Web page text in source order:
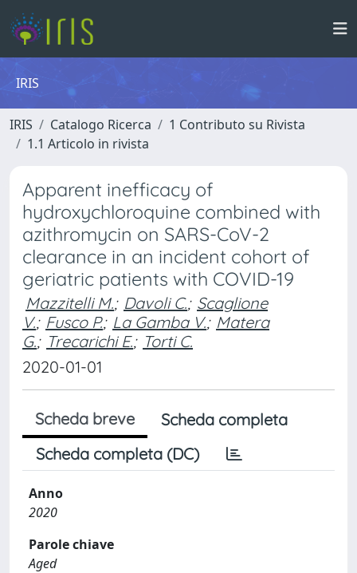
IRIS
IRIS Catalogo Ricerca
1 Contributo su Rivista
1.1 Articolo in rivista
Apparent inefficacy of
hydroxychloroquine combined with
azithromycin on SARS-CoV-2
clearance in an incident cohort of
geriatric patients with COVID-19
Mazzitelli M.; Davoli C.; Scaglione
V.; Fusco P.; La Gamba V.; Matera
G.; Trecarichi E.; Torti C.
2020-01-01
Scheda breve
Scheda completa
Scheda completa (DC)
Anno
2020
Parole chiave
Aged